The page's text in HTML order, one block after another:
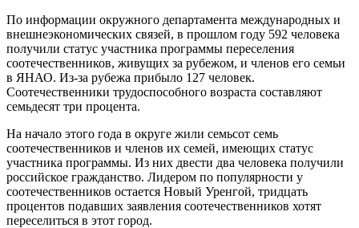
По информации окружного департамента международных и
внешнеэкономических связей, в прошлом году 592 человека
получили статус участника программы переселения
соотечественников, живущих за рубежом, и членов его семьи
в ЯНАО. Из-за рубежа прибыло 127 человек.
Соотечественники трудоспособного возраста составляют
семьдесят три процента.
На начало этого года в округе жили семьсот семь
соотечественников и членов их семей, имеющих статус
участника программы. Из них двести два человека получили
российское гражданство. Лидером по популярности у
соотечественников остается Новый Уренгой, тридцать
процентов подавших заявления соотечественников хотят
переселиться в этот город.